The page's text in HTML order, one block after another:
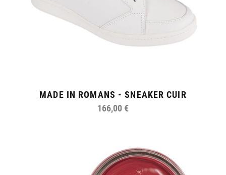
MADE IN ROMANS - SNEAKER CUIR
166,00 €